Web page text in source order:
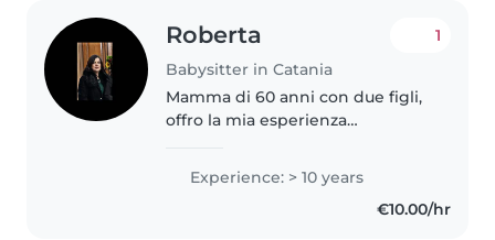
Roberta
Babysitter in Catania
1
Mamma di 60 anni con due figli,
offro la mia esperienza
di una madre alla competenza
nel doposcuola, garantendo ai..
Experience: > 10 years
€10.00/hr